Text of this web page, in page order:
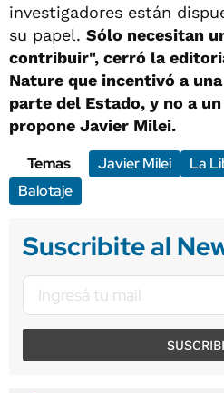
investigadores están
su papel. Sólo necesitan
contribuir", cerró la
Nature que incentivó a
parte del Estado, y no a
propone Javier Milei.
Temas
Javier Milei
La
Balotaje
Suscribite al